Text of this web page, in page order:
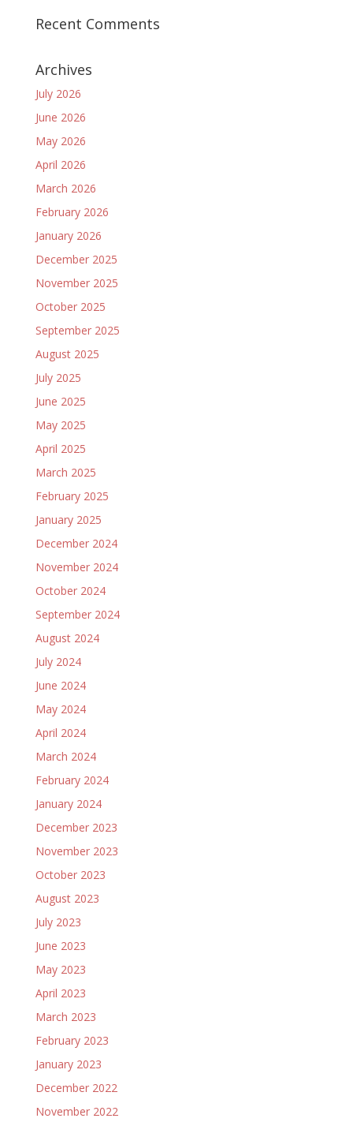
Recent Comments
Archives
July 2026
June 2026
May 2026
April 2026
March 2026
February 2026
January 2026
December 2025
November 2025
October 2025
September 2025
August 2025
July 2025
June 2025
May 2025
April 2025
March 2025
February 2025
January 2025
December 2024
November 2024
October 2024
September 2024
August 2024
July 2024
June 2024
May 2024
April 2024
March 2024
February 2024
January 2024
December 2023
November 2023
October 2023
August 2023
July 2023
June 2023
May 2023
April 2023
March 2023
February 2023
January 2023
December 2022
November 2022